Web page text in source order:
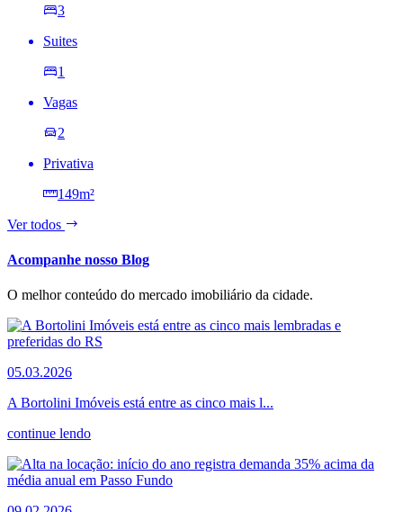
3
Suites
1
Vagas
2
Privativa
149m²
Ver todos
Acompanhe nosso Blog
O melhor conteúdo do mercado imobiliário da cidade.
05.03.2026
A Bortolini Imóveis está entre as cinco mais l...
continue lendo